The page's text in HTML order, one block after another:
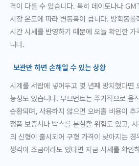
격이 다를 수 있습니다. 특히 데이토나나
시장 온도에 따라 변동폭이 큽니다. 방학동롤
시간 시세를 반영하기 때문에 오늘 확인한
니다.
보관만 하면 손해일 수 있는 상황
시계를 서랍에 넣어두고 몇 년째 방치했다면
능성도 있습니다. 무브먼트는 주기적으로 움
순환되며, 사용하지 않으면 오버홀 비용이
정품 보증서나 박스를 분실할 위험도 있고,
의 신형이 출시되어 구형 가격이 낮아지는
생각이 조금이라도 있다면 지금 시세를 확인